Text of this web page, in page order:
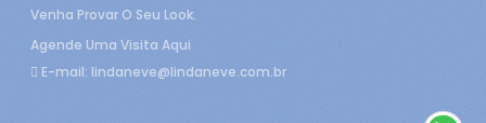
Venha Provar O Seu Look.
Agende Uma Visita Aqui
E-mail: lindaneve@lindaneve.com.br